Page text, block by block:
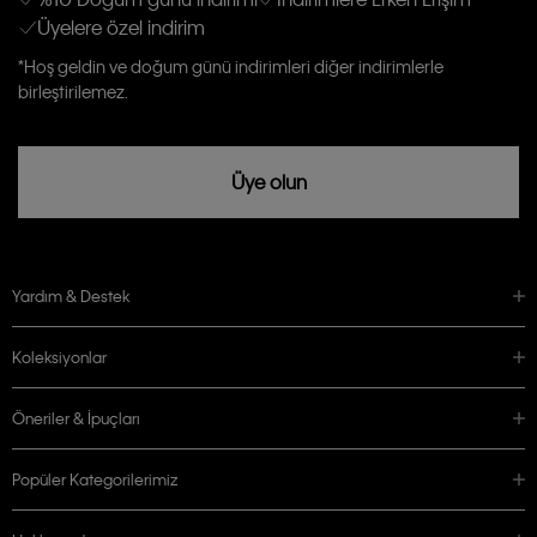
Aydınlatma Metni’niokuduğumu kabul ediyorum.
Calvin Klein tarafından kişisel verilerimin yurtdışına aktarılmasına açık
rızam vardır
Üyelere özel indirim
*Hoş geldin ve doğum günü indirimleri diğer indirimlerle
birleştirilemez.
Üye olun
Yardım & Destek
Koleksiyonlar
Öneriler & İpuçları
Popüler Kategorilerimiz